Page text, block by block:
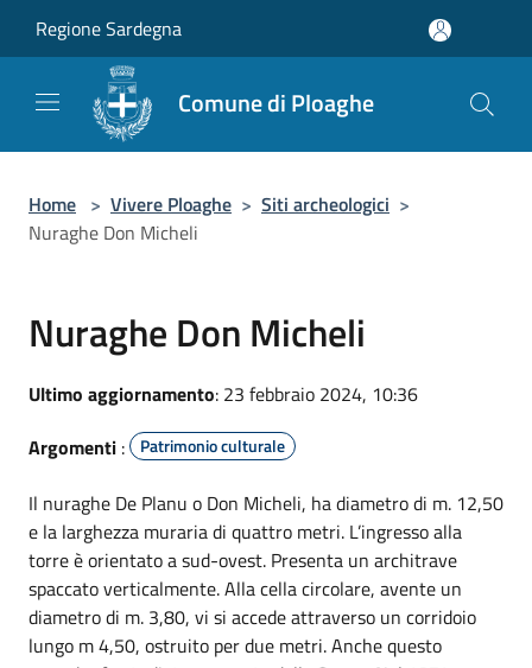
Regione Sardegna
Comune di Ploaghe
Home > Vivere Ploaghe > Siti archeologici >
Nuraghe Don Micheli
Nuraghe Don Micheli
Ultimo aggiornamento: 23 febbraio 2024, 10:36
Argomenti : Patrimonio culturale
Il nuraghe De Planu o Don Micheli, ha diametro di m. 12,50
e la larghezza muraria di quattro metri. L’ingresso alla
torre è orientato a sud-ovest. Presenta un architrave
spaccato verticalmente. Alla cella circolare, avente un
diametro di m. 3,80, vi si accede attraverso un corridoio
lungo m 4,50, ostruito per due metri. Anche questo